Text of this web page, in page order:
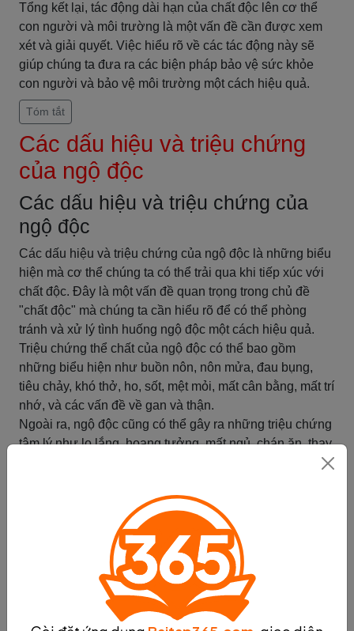
Tổng kết lại, tác động dài hạn của chất độc lên cơ thể
con người và môi trường là một vấn đề cần được xem
xét và giải quyết. Việc hiểu rõ về các tác động này sẽ
giúp chúng ta đưa ra các biện pháp bảo vệ sức khỏe
con người và bảo vệ môi trường một cách hiệu quả.
Tóm tắt
Các dấu hiệu và triệu chứng
của ngộ độc
Các dấu hiệu và triệu chứng của
ngộ độc
Các dấu hiệu và triệu chứng của ngộ độc là những biểu
hiện mà cơ thể chúng ta có thể trải qua khi tiếp xúc với
chất độc. Đây là một vấn đề quan trọng trong chủ đề
"chất độc" mà chúng ta cần hiểu rõ để có thể phòng
tránh và xử lý tình huống ngộ độc một cách hiệu quả.
Triệu chứng thể chất của ngộ độc có thể bao gồm
những biểu hiện như buồn nôn, nôn mửa, đau bụng,
tiêu chảy, khó thở, ho, sốt, mệt mỏi, mất cân bằng, mất trí
nhớ, và các vấn đề về gan và thận.
Ngoài ra, ngộ độc cũng có thể gây ra những triệu chứng
tâm lý như lo lắng, hoang tưởng, mất ngủ, chán ăn, thay
tùy thuộc vào loại chất độc và cơ địa của mỗi người.
Việc nhận biết và hiểu rõ các dấu hiệu và triệu chứng
này là rất quan trọng để có thể phát hiện sớm và đưa ra
biện pháp xử lý kịp thời.
Nếu bạn hoặc ai đó xung quanh bạn có những dấu hiệu
và triệu chứng của ngộ độc, hãy đến cơ sở y tế gần nhất
để được kiểm tra và điều trị đúng cách. Đừng tự ý tự trị